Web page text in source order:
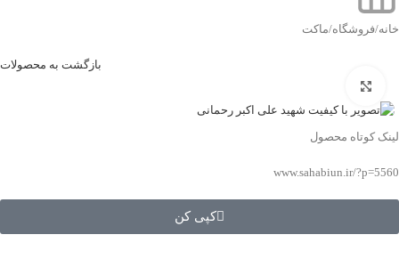
خانه/فروشگاه/ماکت
بازگشت به محصولات
لینک کوتاه محصول
www.sahabiun.ir/?p=5560
کپی کن